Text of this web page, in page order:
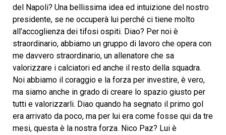
del Napoli? Una bellissima idea ed intuizione del nostro
presidente, se ne occuperà lui perché ci tiene molto
all’accoglienza dei tifosi ospiti. Diao? Per noi è
straordinario, abbiamo un gruppo di lavoro che opera con
me davvero straordinario, un allenatore che sa
valorizzare i calciatori ed anche il resto della squadra.
Noi abbiamo il coraggio e la forza per investire, è vero,
ma siamo anche in grado di creare lo spazio giusto per
tutti e valorizzarli. Diao quando ha segnato il primo gol
era arrivato da poco, ma per lui era come fosse qui da tre
mesi, questa è la nostra forza. Nico Paz? Lui è